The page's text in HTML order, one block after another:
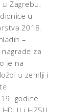
Zagrebu.
u
2018.
–
za
je na
u zemlji i
godine
i HZSU.